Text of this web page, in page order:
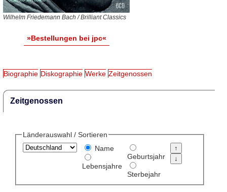
Wilhelm Friedemann Bach / Brilliant Classics
»Bestellungen bei jpc«
Biographie Diskographie Werke Zeitgenossen
Zeitgenossen
Länderauswahl / Sortieren
Name
Lebensjahre
Geburtsjahr
Sterbejahr